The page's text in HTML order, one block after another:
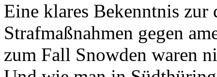
Eine klares Bekenntnis zur
Strafmaßnahmen gegen
zum Fall Snowden waren